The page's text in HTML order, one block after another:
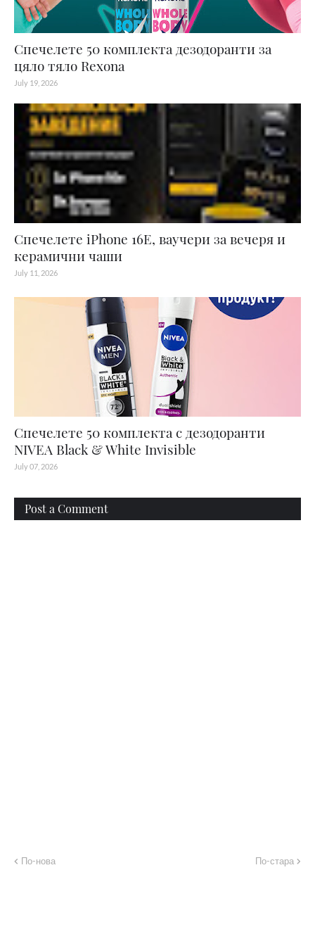
Спечелете 50 комплекта дезодоранти за
цяло тяло Rexona
July 19, 2026
Спечелете iPhone 16E, ваучери за вечеря и
керамични чаши
July 11, 2026
Спечелете 50 комплекта с дезодоранти
NIVEA Black & White Invisible
July 07, 2026
Post a Comment
По-нова По-стара